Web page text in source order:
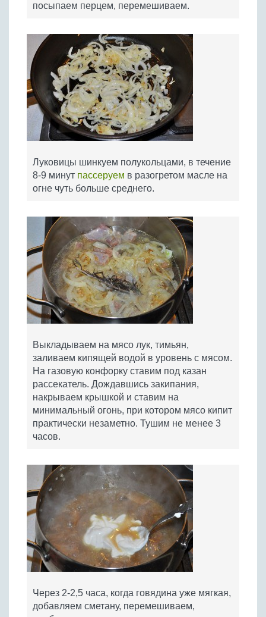
посыпаем перцем, перемешиваем.
Луковицы шинкуем полукольцами, в течение
8-9 минут пассеруем в разогретом масле на
огне чуть больше среднего.
Выкладываем на мясо лук, тимьян,
заливаем кипящей водой в уровень с мясом.
На газовую конфорку ставим под казан
рассекатель. Дождавшись закипания,
накрываем крышкой и ставим на
минимальный огонь, при котором мясо кипит
практически незаметно. Тушим не менее 3
часов.
Через 2-2,5 часа, когда говядина уже мягкая,
добавляем сметану, перемешиваем,